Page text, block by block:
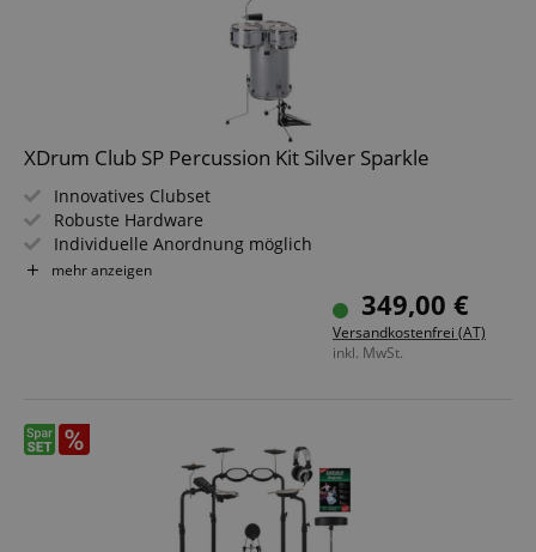
XDrum Club SP Percussion Kit Silver Sparkle
Innovatives Clubset
Robuste Hardware
Individuelle Anordnung möglich
Inkl. 1 Paar Drumsticks und Stimmschlüssel
mehr anzeigen
349,00 €
Versandkostenfrei (AT)
inkl. MwSt.